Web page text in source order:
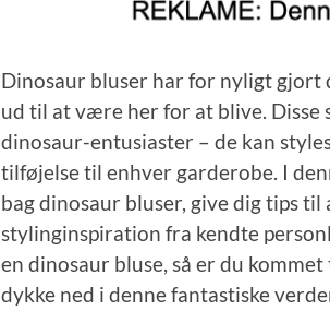
Dinosaur bluser har for nyligt gjort
ud til at være her for at blive. Disse
dinosaur-entusiaster – de kan
tilføjelse til enhver garderobe. I
bag dinosaur bluser, give dig tips
stylinginspiration fra kendte
en dinosaur bluse, så er du
dykke ned i denne fantastiske